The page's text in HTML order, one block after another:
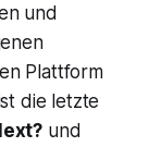
und
Plattform
die letzte
und